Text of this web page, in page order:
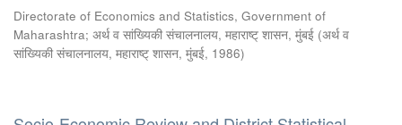
Directorate of Economics and Statistics, Government of
Maharashtra; अर्थ व सांख्यिकी संचालनालय, महाराष्ट् शासन, मुंबई (अर्थ व
सांख्यिकी संचालनालय, महाराष्ट् शासन, मुंबई, 1986)